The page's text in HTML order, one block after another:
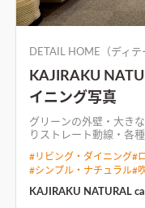
DETAIL HOME（ディテ
KAJIRAKU
イニング写真
グリーンの外壁・大き
りストレート動線・各種
#リビング・ダイニング#
#シンプル・ナチュラル#
KAJIRAKU NATURAL